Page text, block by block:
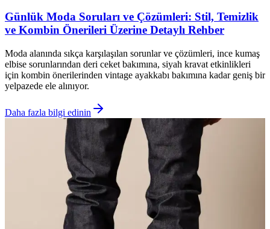
Günlük Moda Soruları ve Çözümleri: Stil, Temizlik
ve Kombin Önerileri Üzerine Detaylı Rehber
Moda alanında sıkça karşılaşılan sorunlar ve çözümleri, ince kumaş
elbise sorunlarından deri ceket bakımına, siyah kravat etkinlikleri
için kombin önerilerinden vintage ayakkabı bakımına kadar geniş bir
yelpazede ele alınıyor.
Daha fazla bilgi edinin